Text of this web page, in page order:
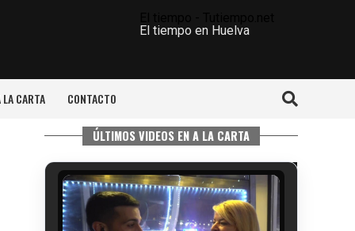
El tiempo en Huelva
LA CARTA CONTACTO
ÚLTIMOS VIDEOS EN A LA CARTA